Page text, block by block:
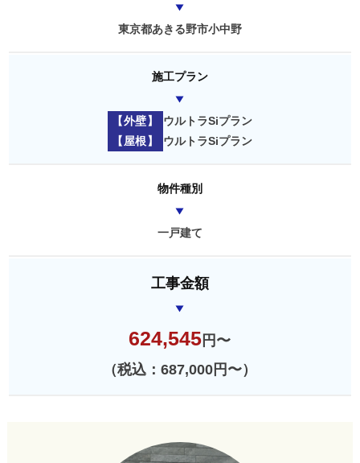
東京都あきる野市小中野
施工プラン
【外壁】
ウルトラSiプラン
【屋根】
ウルトラSiプラン
物件種別
一戸建て
工事金額
624,545 円〜
（税込：687,000円〜）